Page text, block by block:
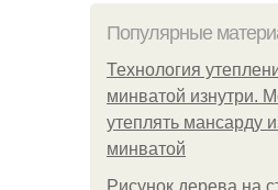
Популярные
Технология
минватой изнутри.
утеплять мансарду
минватой
Рисунок дерева на